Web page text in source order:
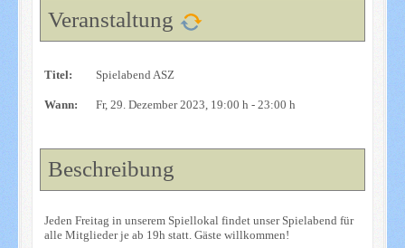
Veranstaltung
Titel: Spielabend ASZ
Wann: Fr, 29. Dezember 2023, 19:00 h - 23:00 h
Beschreibung
Jeden Freitag in unserem Spiellokal findet unser Spielabend für
alle Mitglieder je ab 19h statt. Gäste willkommen!